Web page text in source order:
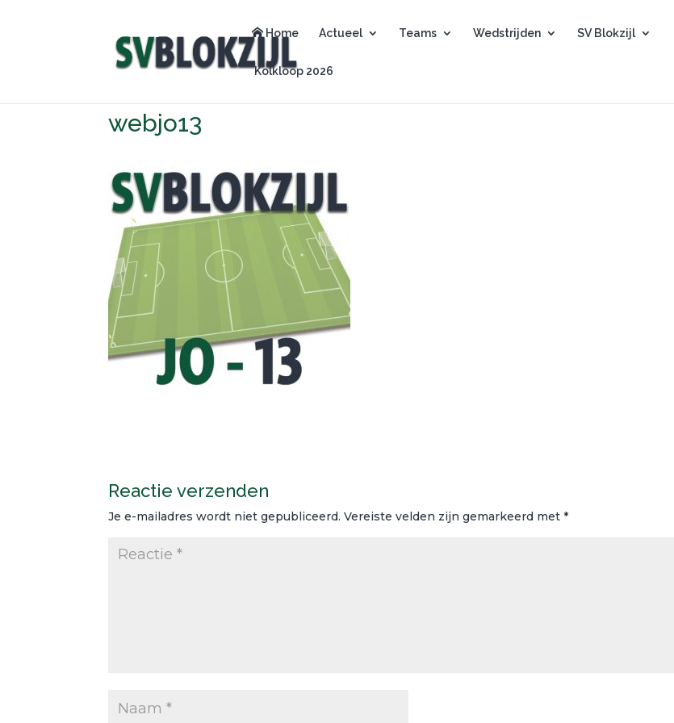
Home Actueel Teams Wedstrijden SV Blokzijl
Kolkloop 2026
webjo13
Reactie verzenden
Je e-mailadres wordt niet gepubliceerd. Vereiste velden zijn gemarkeerd met*